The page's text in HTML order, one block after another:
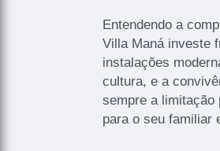
Entendendo a
Villa Maná investe
instalações
cultura, e a
sempre a limitação
para o seu familiar